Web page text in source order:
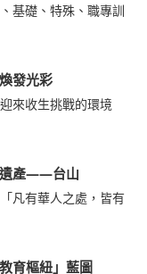
基礎、特殊、職專訓
發光彩
來收生挑戰的環境
遺產——台山
凡有華人之處，皆有
育樞紐」藍圖